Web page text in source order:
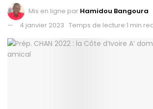
Mis en ligne par Hamidou Bangoura
4 janvier 2023 Temps de lecture:1 min